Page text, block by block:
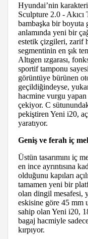
Hyundai’nin
Sculpture 2.0 - Akıcı
bambaşka bir boyuta
anlamında yeni bir
estetik çizgileri, zarif
segmentinin en şık
Altıgen ızgarası,
sportif tamponu
görüntüye bürünen
geçildiğindeyse,
hacmine vurgu
çekiyor. C
pekiştiren Yeni i20,
yaratıyor.
Geniş ve ferah iç
Üstün tasarımını iç
en ince ayrıntısına
olduğunu kapıları
tamamen yeni bir
olan dingil mesafesi,
eskisine göre 45 mm
sahip olan Yeni i20,
bagaj hacmiyle
kırpıyor.